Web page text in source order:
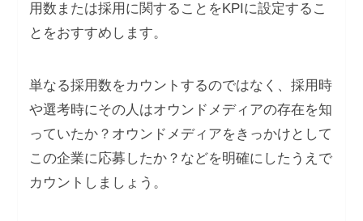
用数または採用に関することをKPIに設定するこ
とをおすすめします。
単なる採用数をカウントするのではなく、採用時
や選考時にその人はオウンドメディアの存在を知
っていたか？オウンドメディアをきっかけとして
この企業に応募したか？などを明確にしたうえで
カウントしましょう。